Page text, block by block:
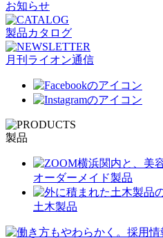
お知らせ
製品カタログ
月刊ライオン通信
製品
オーダーメイド製品
土木製品